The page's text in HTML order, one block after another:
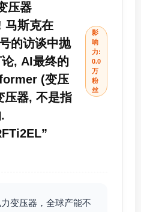
压器
斯克在
的访谈中抛
, AI最终的
(变压
压器, 不是指
影
响
力:
0.0
万
粉
丝
变压器，全球产能不